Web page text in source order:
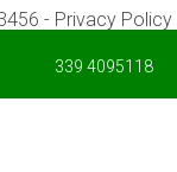
339 4095118
- Privacy Policy